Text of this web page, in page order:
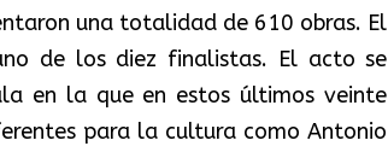
una totalidad de 610 obras. El
de los diez finalistas. El acto se
en la que en estos últimos veinte
para la cultura como Antonio